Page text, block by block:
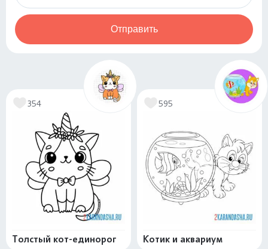
Отправить
354
Толстый кот-единорог
595
Котик и аквариум